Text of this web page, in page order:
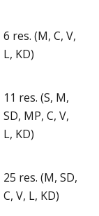
6 res. (M, C, V,
L, KD)
11 res. (S, M,
SD, MP, C, V,
L, KD)
25 res. (M, SD,
C, V, L, KD)